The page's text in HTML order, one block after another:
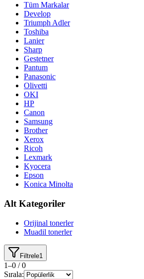
Tüm Markalar
Develop
Triumph Adler
Toshiba
Lanier
Sharp
Gestetner
Pantum
Panasonic
Olivetti
OKI
HP
Canon
Samsung
Brother
Xerox
Ricoh
Lexmark
Kyocera
Epson
Konica Minolta
Alt Kategoriler
Orijinal tonerler
Muadil tonerler
Filtrele1
1–0 / 0
Sırala: